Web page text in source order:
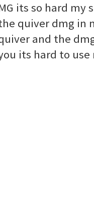
its so hard my
quiver dmg in
and the
its hard to